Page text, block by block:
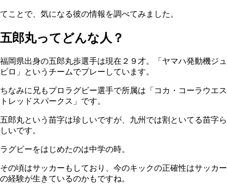
てことで、気になる彼の情報を調べてみました。
五郎丸ってどんな人？
福岡県出身の五郎丸歩選手は現在２９才。「ヤマハ発動機ジュ
ビロ」というチームでプレーしています。
ちなみに兄もプロラグビー選手で所属は「コカ・コーラウエス
トレッドスパークス」です。
五郎丸という苗字は珍しいですが、九州では割といてる苗字ら
しいです。
ラグビーをはじめたのは中学の時。
その頃はサッカーもしており、今のキックの正確性はサッカー
の経験が生きているのかもですね。